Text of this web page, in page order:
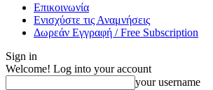
Επικοινωνία
Ενισχύστε τις Αναμνήσεις
Δωρεάν Εγγραφή / Free Subscription
Sign in
Welcome! Log into your account
your username